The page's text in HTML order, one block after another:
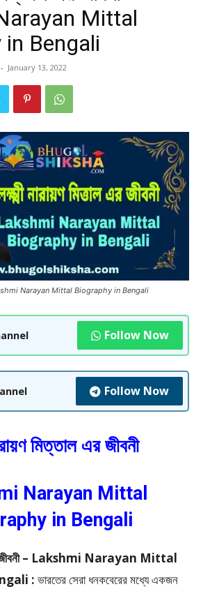
Mittal
in Bengali
- January 13, 2022
- Lakshmi Narayan Mittal Biography in Bengali
Follow Now
Follow Now
মিত্তাল এর জীবনী
Narayan Mittal
in Bengali
এর জীবনী – Lakshmi Narayan Mittal
: ভারতের সেরা ধনকবেরের মধ্যে একজন